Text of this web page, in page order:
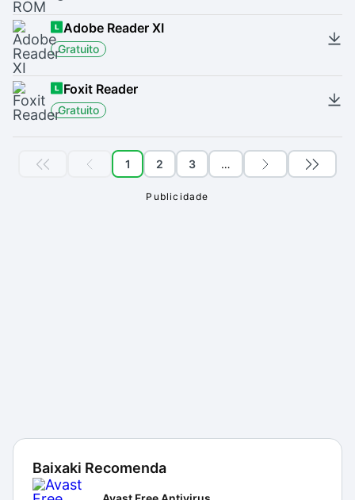
Adobe Reader XI
Gratuito
Foxit Reader
Gratuito
1 2 3 …
Baixaki Recomenda